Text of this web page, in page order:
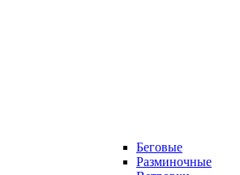
Беговые
Разминочные